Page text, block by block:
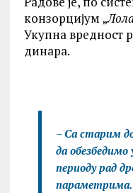
конзорцијум „
Укупна вредност
динара.
– Са старим
да
периоду рад
параметрима.